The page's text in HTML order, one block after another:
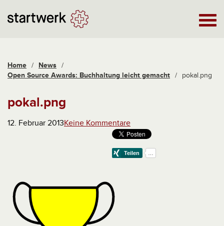
Home / News /
Open Source Awards: Buchhaltung leicht gemacht / pokal.png
pokal.png
12. Februar 2013Keine Kommentare